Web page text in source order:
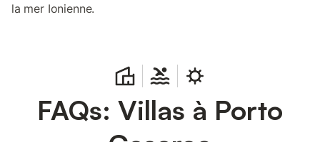
la mer Ionienne.
FAQs: Villas à Porto